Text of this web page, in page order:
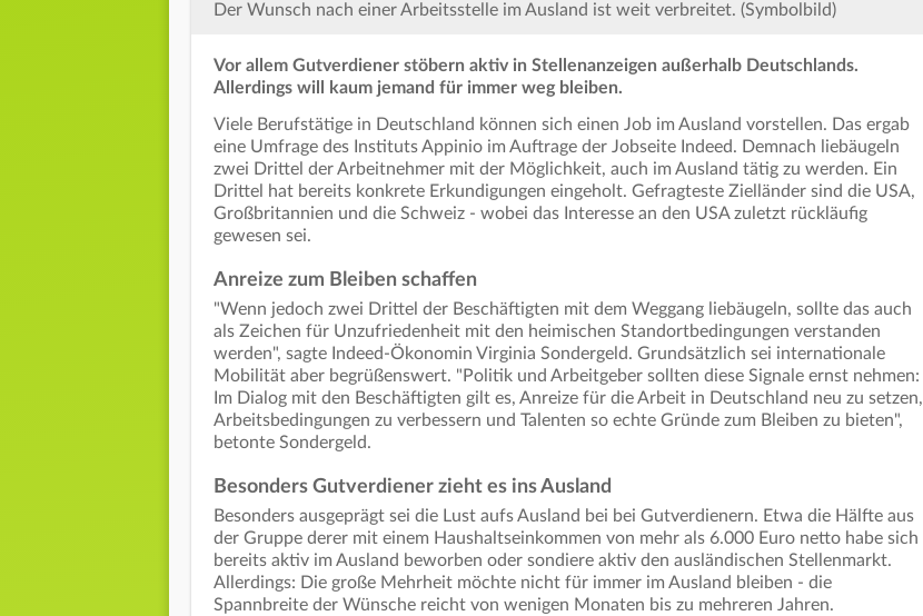
Der Wunsch nach einer Arbeitsstelle im Ausland ist weit verbreitet. (Symbolbild)
Vor allem Gutverdiener stöbern aktiv in Stellenanzeigen außerhalb Deutschlands.
Allerdings will kaum jemand für immer weg bleiben.
Viele Berufstätige in Deutschland können sich einen Job im Ausland vorstellen. Das ergab
eine Umfrage des Instituts Appinio im Auftrage der Jobseite Indeed. Demnach liebäugeln
zwei Drittel der Arbeitnehmer mit der Möglichkeit, auch im Ausland tätig zu werden. Ein
Drittel hat bereits konkrete Erkundigungen eingeholt. Gefragteste Zielländer sind die USA,
Großbritannien und die Schweiz - wobei das Interesse an den USA zuletzt rückläufig
gewesen sei.
Anreize zum Bleiben schaffen
"Wenn jedoch zwei Drittel der Beschäftigten mit dem Weggang liebäugeln, sollte das auch
als Zeichen für Unzufriedenheit mit den heimischen Standortbedingungen verstanden
werden", sagte Indeed-Ökonomin Virginia Sondergeld. Grundsätzlich sei internationale
Mobilität aber begrüßenswert. "Politik und Arbeitgeber sollten diese Signale ernst nehmen:
Im Dialog mit den Beschäftigten gilt es, Anreize für die Arbeit in Deutschland neu zu setzen,
Arbeitsbedingungen zu verbessern und Talenten so echte Gründe zum Bleiben zu bieten",
betonte Sondergeld.
Besonders Gutverdiener zieht es ins Ausland
Besonders ausgeprägt sei die Lust aufs Ausland bei bei Gutverdienern. Etwa die Hälfte aus
der Gruppe derer mit einem Haushaltseinkommen von mehr als 6.000 Euro netto habe sich
bereits aktiv im Ausland beworben oder sondiere aktiv den ausländischen Stellenmarkt.
Allerdings: Die große Mehrheit möchte nicht für immer im Ausland bleiben - die
Spannbreite der Wünsche reicht von wenigen Monaten bis zu mehreren Jahren.